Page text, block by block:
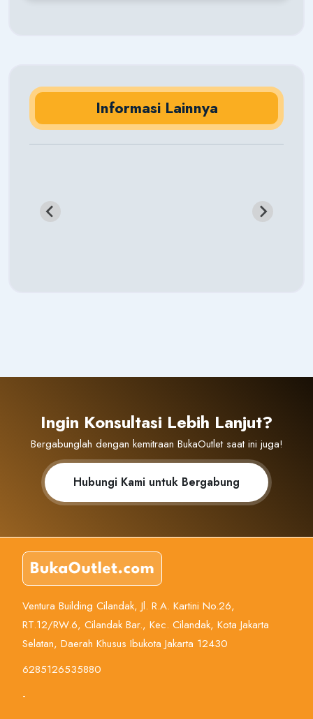
Informasi Lainnya
Ingin Konsultasi Lebih Lanjut?
Bergabunglah dengan kemitraan BukaOutlet saat ini juga!
Hubungi Kami untuk Bergabung
Ventura Building Cilandak, Jl. R.A. Kartini No.26,
RT.12/RW.6, Cilandak Bar., Kec. Cilandak, Kota Jakarta
Selatan, Daerah Khusus Ibukota Jakarta 12430
6285126535880
-